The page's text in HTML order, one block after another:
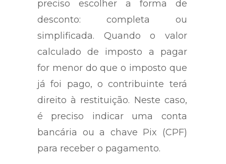
preciso escolher a forma de
desconto: completa ou
simplificada. Quando o valor
calculado de imposto a pagar
for menor do que o imposto que
já foi pago, o contribuinte terá
direito à restituição. Neste caso,
é preciso indicar uma conta
bancária ou a chave Pix (CPF)
para receber o pagamento.